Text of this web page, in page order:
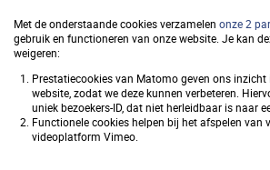
Vastgoedinformatie Heffing
Waardebepaling (SVHW)
Snel naar
Met de onderstaande cookies verzamelen onze 2
gebruik en functioneren van onze website. Je kan
weigeren:
Prestatiecookies van Matomo geven ons
website, zodat we deze kunnen verbeteren.
uniek bezoekers-ID, dat niet herleidbaar is naar
Functionele cookies helpen bij het afspelen van
videoplatform Vimeo.